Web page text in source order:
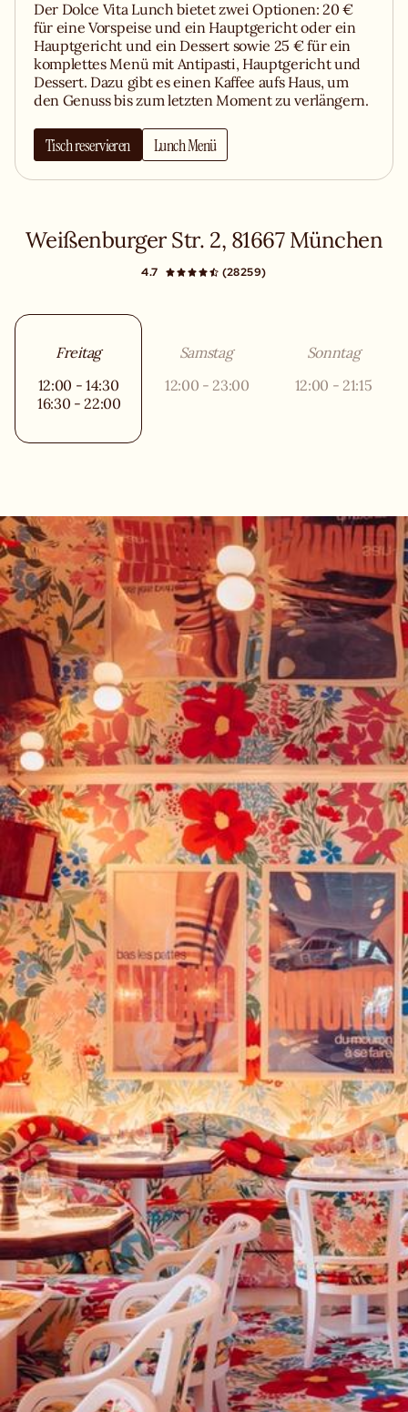
Der Dolce Vita Lunch bietet zwei Optionen: 20 €
für eine Vorspeise und ein Hauptgericht oder ein
Hauptgericht und ein Dessert sowie 25 € für ein
komplettes Menü mit Antipasti, Hauptgericht und
Dessert. Dazu gibt es einen Kaffee aufs Haus, um
den Genuss bis zum letzten Moment zu verlängern.
Tisch reservieren Lunch Menü
Weißenburger Str. 2, 81667 München
4.7 (28259)
Freitag
12:00 - 14:30
16:30 - 22:00
Samstag
12:00 - 23:00
Sonntag
12:00 - 21:15